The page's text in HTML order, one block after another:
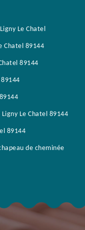
Le Chatel
Chatel 89144
89144
Le Chatel 89144
89144
de cheminée